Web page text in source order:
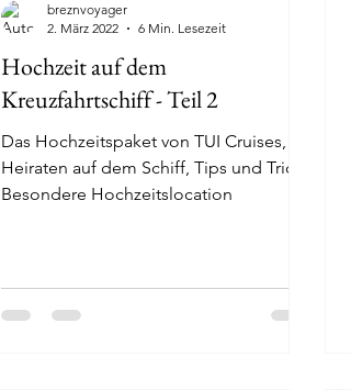
Hochzeit auf dem
Kreuzfahrtschiff - Teil 2
Das Hochzeitspaket von TUI Cruises,
Heiraten auf dem Schiff, Tips und Tricks,
Besondere Hochzeitslocation
breznvoyager
2. März 2022
6 Min. Lesezeit